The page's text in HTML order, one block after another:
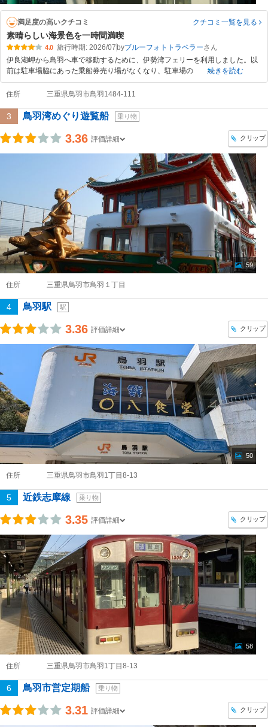
満足度の高いクチコミ クチコミ一覧を見る
素晴らしい海景色を一時間満喫
4.0 旅行時期: 2026/07 byブルーフォトトラベラー
伊良湖岬から鳥羽へ車で移動するために、伊勢湾フェリーを利用しました。以
前は駐車場脇にあった乗船券売り場がなくなり、駐車場の
続きを読む
住所 三重県鳥羽市鳥羽1484-111
3 鳥羽湾めぐり遊覧船 乗り物
3.36 評価詳細 クリップ
59
住所 三重県鳥羽市鳥羽１丁目
4 鳥羽駅 駅
3.36 評価詳細 クリップ
50
住所 三重県鳥羽市鳥羽1丁目8-13
5 近鉄志摩線 乗り物
3.35 評価詳細 クリップ
58
住所 三重県鳥羽市鳥羽1丁目8-13
6 鳥羽市営定期船 乗り物
3.31 評価詳細 クリップ